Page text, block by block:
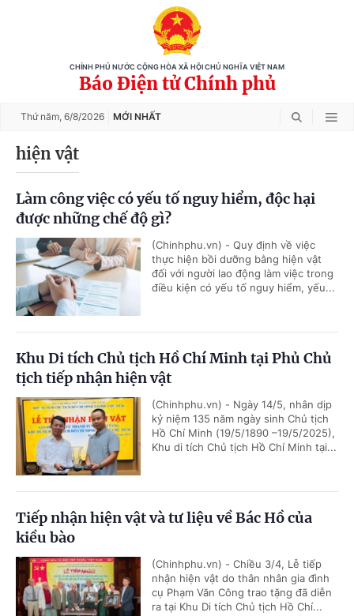
CHÍNH PHỦ NƯỚC CỘNG HÒA XÃ HỘI CHỦ NGHĨA VIỆT NAM
Báo Điện tử Chính phủ
Thứ năm, 6/8/2026 MỚI NHẤT
hiện vật
Làm công việc có yếu tố nguy hiểm, độc hại
được những chế độ gì?
(Chinhphu.vn) - Quy định về việc
thực hiện bồi dưỡng bằng hiện vật
đối với người lao động làm việc trong
điều kiện có yếu tố nguy hiểm, yếu...
Khu Di tích Chủ tịch Hồ Chí Minh tại Phủ Chủ
tịch tiếp nhận hiện vật
(Chinhphu.vn) - Ngày 14/5, nhân dịp
kỷ niệm 135 năm ngày sinh Chủ tịch
Hồ Chí Minh (19/5/1890 –19/5/2025),
Khu di tích Chủ tịch Hồ Chí Minh tại...
Tiếp nhận hiện vật và tư liệu về Bác Hồ của
kiều bào
(Chinhphu.vn) - Chiều 3/4, Lễ tiếp
nhận hiện vật do thân nhân gia đình
cụ Phạm Văn Công trao tặng đã diễn
ra tại Khu Di tích Chủ tịch Hồ Chí...